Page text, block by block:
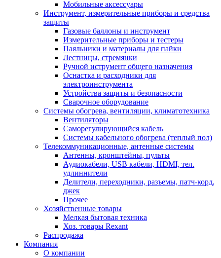
Мобильные аксессуары
Инструмент, измерительные приборы и средства
защиты
Газовые баллоны и инструмент
Измерительные приборы и тестеры
Паяльники и материалы для пайки
Лестницы, стремянки
Ручной иструмент общего назначения
Оснастка и расходники для
электроинструмента
Устройства защиты и безопасности
Сварочное оборудование
Системы обогрева, вентиляции, климатотехника
Вентиляторы
Саморегулирующийся кабель
Системы кабельного обогрева (теплый пол)
Телекоммуникационные, антенные системы
Антенны, кронштейны, пульты
Аудиокабели, USB кабели, HDMI, тел.
удлиннители
Делители, переходники, разъемы, патч-корд,
джек
Прочее
Хозяйственные товары
Мелкая бытовая техника
Хоз. товары Rexant
Распродажа
Компания
О компании